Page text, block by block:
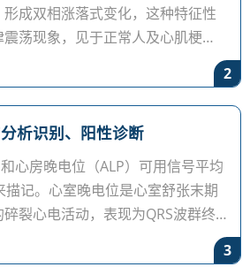
成双相涨落式变化，这种特征性
荡现象，见于正常人及心肌梗死
2
析识别、阳性诊断
心房晚电位（ALP）可用信号平均
描记。心室晚电位是心室舒张末期
裂心电活动，表现为QRS波群终
3